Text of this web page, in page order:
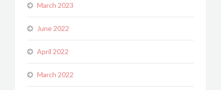
March 2023
June 2022
April 2022
March 2022